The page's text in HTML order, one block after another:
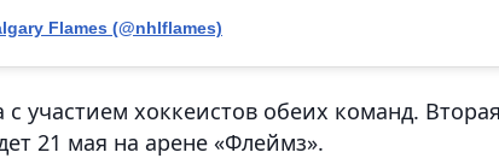
Flames (@nhlflames)
участием хоккеистов обеих команд.
21 мая на арене «Флеймз».